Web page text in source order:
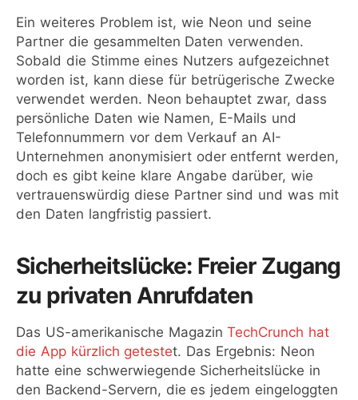
Ein weiteres Problem ist, wie Neon und seine
Partner die gesammelten Daten verwenden.
Sobald die Stimme eines Nutzers aufgezeichnet
worden ist, kann diese für betrügerische Zwecke
verwendet werden. Neon behauptet zwar, dass
persönliche Daten wie Namen, E-Mails und
Telefonnummern vor dem Verkauf an AI-
Unternehmen anonymisiert oder entfernt werden,
doch es gibt keine klare Angabe darüber, wie
vertrauenswürdig diese Partner sind und was mit
den Daten langfristig passiert.
Sicherheitslücke: Freier Zugang
zu privaten Anrufdaten
Das US-amerikanische MagazinTechCrunch hat
die App kürzlich getestet. Das Ergebnis: Neon
hatte eine schwerwiegende Sicherheitslücke in
den Backend-Servern, die es jedem eingeloggten